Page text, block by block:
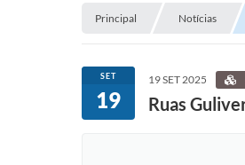
Principal Notícias
SET
19
19 SET 2025
Ruas